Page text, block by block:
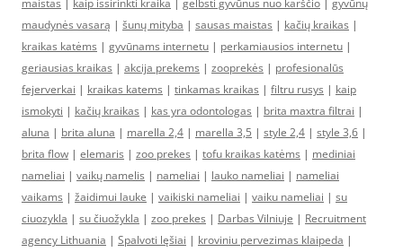
maudynės vasarą | šunų mityba | sausas maistas | kačių kraikas |
kraikas katėms | gyvūnams internetu | perkamiausios internetu |
geriausias kraikas | akcija prekems | zooprekės | profesionalūs
fejerverkai | kraikas katems | tinkamas kraikas | filtru rusys | kaip
ismokyti | kačių kraikas | kas yra odontologas | brita maxtra filtrai |
aluna | brita aluna | marella 2,4 | marella 3,5 | style 2,4 | style 3,6 |
brita flow | elemaris | zoo prekes | tofu kraikas katėms | mediniai
nameliai | vaikų namelis | nameliai | lauko nameliai | nameliai
vaikams | žaidimui lauke | vaikiski nameliai | vaiku nameliai | su
ciuozykla | su čiuožykla | zoo prekes | Darbas Vilniuje | Recruitment
agency Lithuania | Spalvoti lęšiai | kroviniu pervezimas klaipeda |